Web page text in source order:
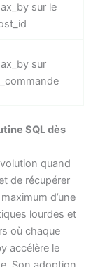
sur le
sur
SQL dès
quand
de récupérer
d’une
lourdes et
où chaque
accélère le